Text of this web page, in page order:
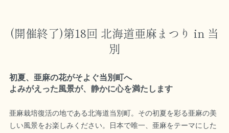
(開催終了)第18回 北海道亜麻まつり in 当
別
初夏、亜麻の花がそよぐ当別町へ
よみがえった風景が、静かに心を満たします
亜麻栽培復活の地である北海道当別町。その初夏を彩る亜麻の美
しい風景をお楽しみください。日本で唯一、亜麻をテーマにした